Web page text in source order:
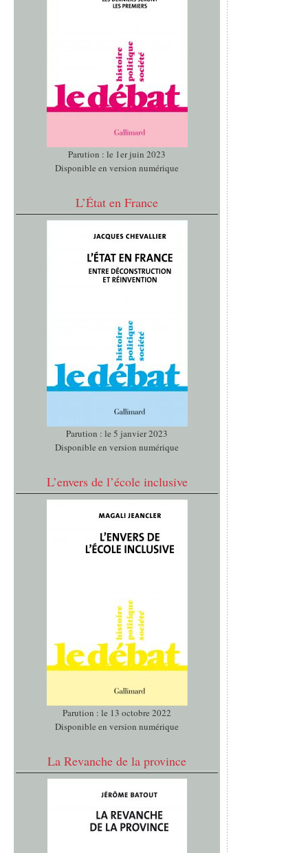
Parution : le 1er juin 2023
Disponible en version numérique
L’État en France
Parution : le 5 janvier 2023
Disponible en version numérique
L’envers de l’école inclusive
Parution : le 13 octobre 2022
Disponible en version numérique
La Revanche de la province